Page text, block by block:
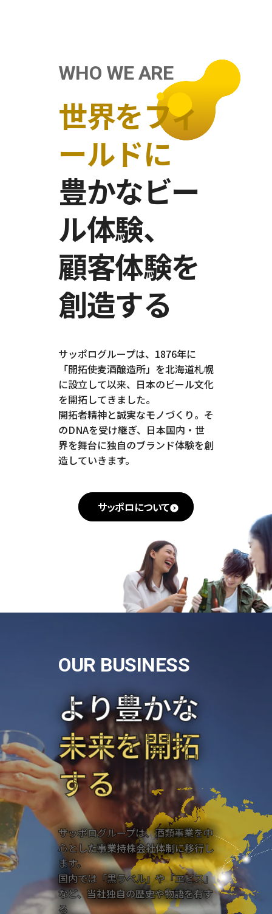
WHO WE ARE
世界をフィ
ールドに
豊かなビー
ル体験、
顧客体験を
創造する
サッポログループは、1876年に
「開拓使麦酒醸造所」を北海道札幌
に設立して以来、日本のビール文化
を開拓してきました。
開拓者精神と誠実なモノづくり。そ
のDNAを受け継ぎ、日本国内・世
界を舞台に独自のブランド体験を創
造していきます。
サッポロについて
OUR BUSINESS
より豊かな
未来を開拓
する
サッポログループは、酒類事業を中
心とした事業持株会社体制に移行し
ます。
国内では「黒ラベル」や「ヱビス」
など、当社独自の歴史や物語を有す
る